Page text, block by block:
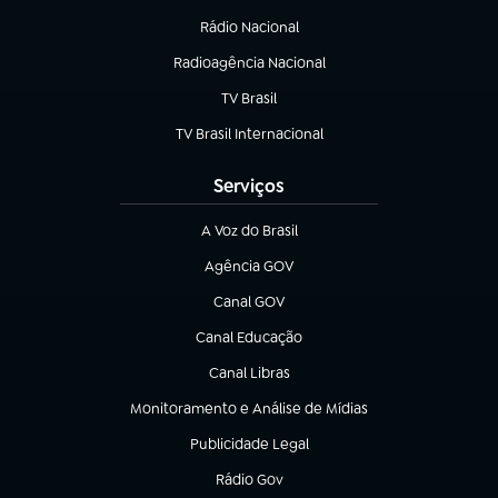
Rádio Nacional
Radioagência Nacional
(abre em nova aba)
TV Brasil
(abre em nova aba)
TV Brasil Internacional
(abre em nova aba)
Serviços
A Voz do Brasil
(abre em nova aba)
Agência GOV
(abre em nova aba)
Canal GOV
(abre em nova aba)
Canal Educação
(abre em nova aba)
Canal Libras
(abre em nova aba)
Monitoramento e Análise de Mídias
(abre em nova aba)
Publicidade Legal
(abre em nova aba)
Rádio Gov
(abre em nova aba)